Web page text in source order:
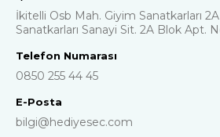
İkitelli Osb Mah. Giyim Sanatkarları
Sanatkarları Sanayi Sit. 2A Blok Apt.
Telefon Numarası
0850 255 44 45
E-Posta
bilgi@hediyesec.com